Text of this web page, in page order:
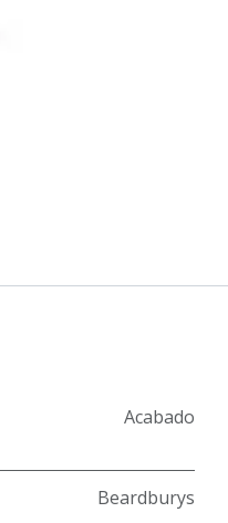
Acabado
Beardburys